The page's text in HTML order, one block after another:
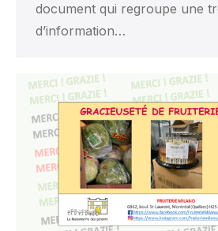
document qui regroupe une
d’information…